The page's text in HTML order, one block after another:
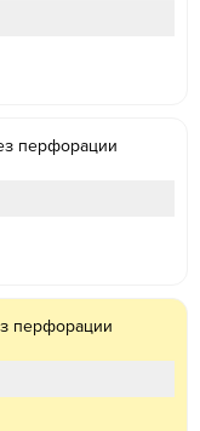
перфорации
перфорации